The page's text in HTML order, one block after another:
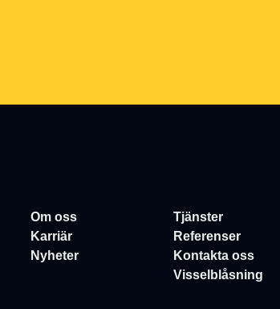
Om oss
Karriär
Nyheter
Tjänster
Referenser
Kontakta oss
Visselblåsning